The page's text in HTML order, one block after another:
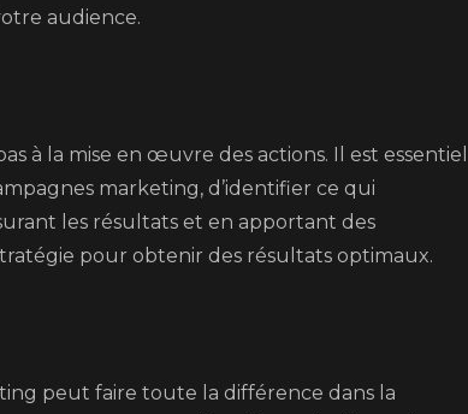
audience.
à la mise en œuvre des actions. Il est essentiel
marketing, d’identifier ce qui
les résultats et en apportant des
pour obtenir des résultats optimaux.
peut faire toute la différence dans la